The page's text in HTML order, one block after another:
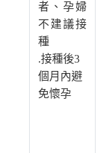
者、孕婦
不建議接
種
.接種後3
個月內避
免懷孕